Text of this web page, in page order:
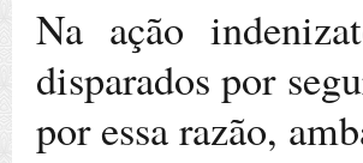
Na ação
disparados por
por essa razão,